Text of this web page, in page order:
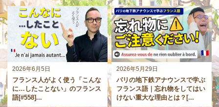
2026年6月5日
フランス人がよく使う「こんな
に…したことない」のフランス
語[#558]...
2026年5月29日
パリの地下鉄アナウンスで学ぶ
フランス語｜忘れ物をしてはい
けない重大な理由とは？[...